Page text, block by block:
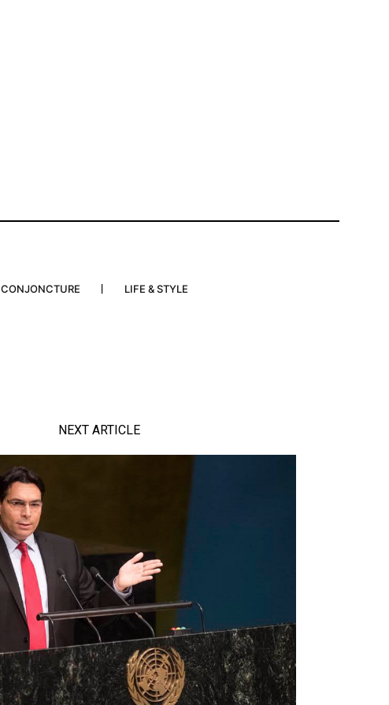
CONJONCTURE LIFE & STYLE
NEXT ARTICLE